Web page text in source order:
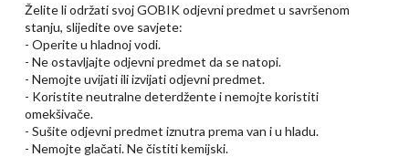
Želite li održati svoj GOBIK odjevni predmet u savršenom
stanju, slijedite ove savjete:
- Operite u hladnoj vodi.
- Ne ostavljajte odjevni predmet da se natopi.
- Nemojte uvijati ili izvijati odjevni predmet.
- Koristite neutralne deterdžente i nemojte koristiti
omekšivače.
- Sušite odjevni predmet iznutra prema van i u hladu.
- Nemojte glačati. Ne čistiti kemijski.